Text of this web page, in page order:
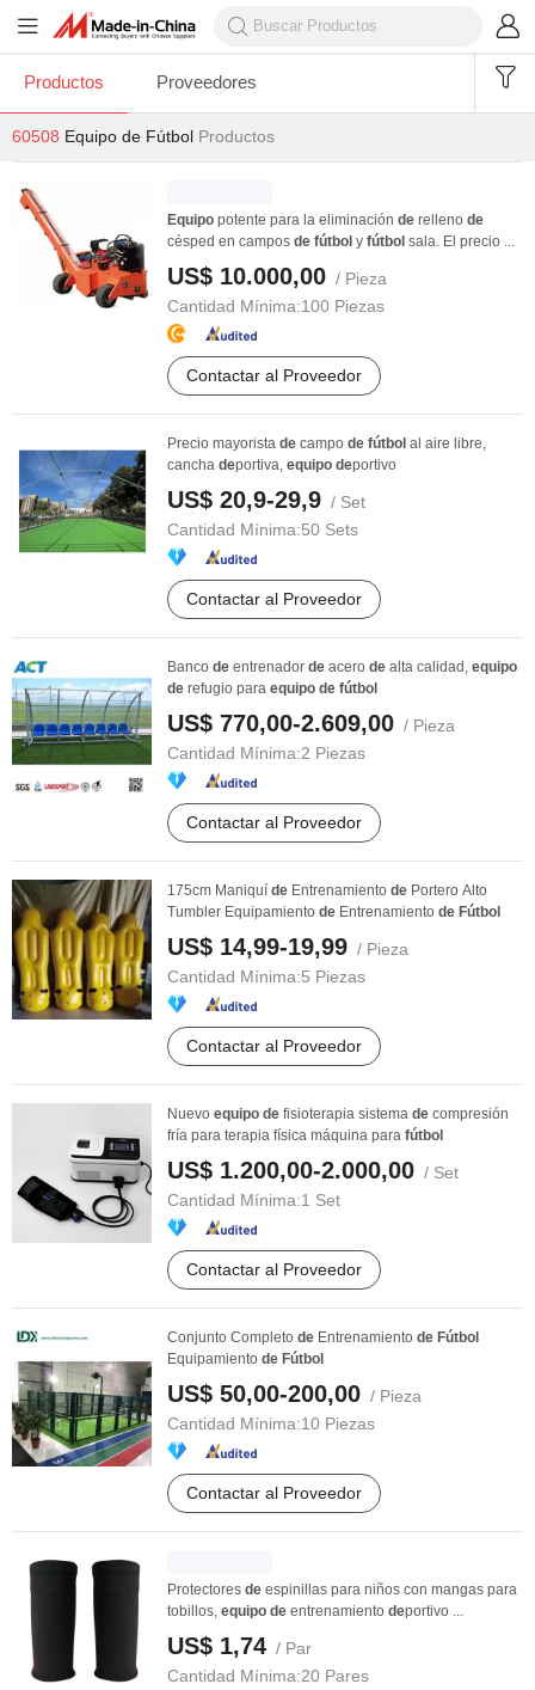
Productos Proveedores
60508 Equipo de Fútbol Productos
Equipo potente para la eliminación de relleno de
césped en campos de fútbol y fútbol sala. El precio ...
US$ 10.000,00 / Pieza
Cantidad Mínima:100 Piezas
Contactar al Proveedor
Precio mayorista de campo de fútbol al aire libre,
cancha deportiva, equipo deportivo
US$ 20,9-29,9 / Set
Cantidad Mínima:50 Sets
Contactar al Proveedor
Banco de entrenador de acero de alta calidad, equipo
de refugio para equipo de fútbol
US$ 770,00-2.609,00 / Pieza
Cantidad Mínima:2 Piezas
Contactar al Proveedor
175cm Maniquí de Entrenamiento de Portero Alto
Tumbler Equipamiento de Entrenamiento de Fútbol
US$ 14,99-19,99 / Pieza
Cantidad Mínima:5 Piezas
Contactar al Proveedor
Nuevo equipo de fisioterapia sistema de compresión
fría para terapia física máquina para fútbol
US$ 1.200,00-2.000,00 / Set
Cantidad Mínima:1 Set
Contactar al Proveedor
Conjunto Completo de Entrenamiento de Fútbol
Equipamiento de Fútbol
US$ 50,00-200,00 / Pieza
Cantidad Mínima:10 Piezas
Contactar al Proveedor
Protectores de espinillas para niños con mangas para
tobillos, equipo de entrenamiento deportivo ...
US$ 1,74 / Par
Cantidad Mínima:20 Pares